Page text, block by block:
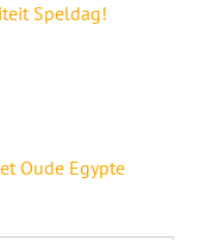
Speldag!
Oude Egypte